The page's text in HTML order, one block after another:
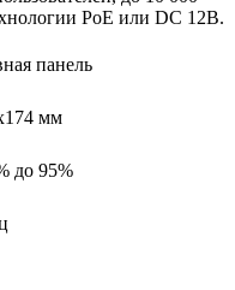
PoE или DC 12В.
панель
мм
до 95%